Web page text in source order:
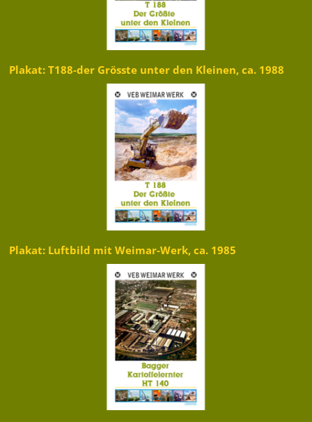
Plakat: T188-der Grösste unter den Kleinen, ca. 1988
Plakat: Luftbild mit Weimar-Werk, ca. 1985